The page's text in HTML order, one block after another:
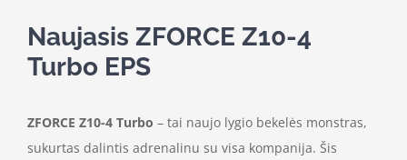
Naujasis ZFORCE Z10-4
Turbo EPS
ZFORCE Z10-4 Turbo – tai naujo lygio bekelės monstras,
sukurtas dalintis adrenalinu su visa kompanija. Šis